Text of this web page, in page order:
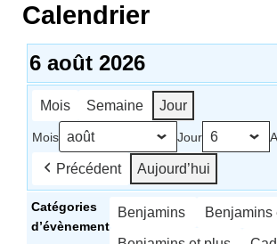
Calendrier
6 août 2026
Mois Semaine Jour
Mois Jour
Précédent Aujourd’hui
Catégories
d’évènement
Benjamins Benjamins